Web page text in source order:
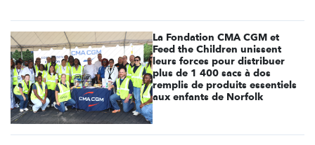
La Fondation CMA CGM et
Feed the Children unissent
leurs forces pour distribuer
plus de 1 400 sacs à dos
remplis de produits essentiels
aux enfants de Norfolk